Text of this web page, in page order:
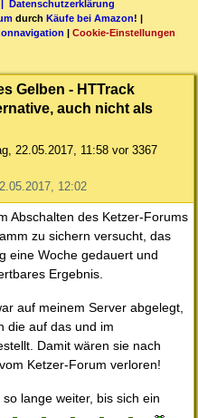
Datenschutzerklärung
durch Käufe bei Amazon! |
| Cookie-Einstellungen
Gelben - HTTrack
auch nicht als
22.05.2017, 11:58 vor 3367
12:02
Abschalten des Ketzer-Forums
zu sichern versucht, das
eine Woche gedauert und
Ergebnis.
auf meinem Server abgelegt,
die auf das und im
Damit wären sie nach
Ketzer-Forum verloren!
lange weiter, bis sich ein